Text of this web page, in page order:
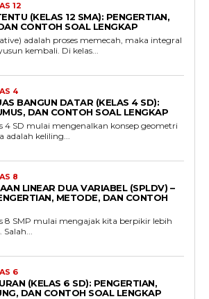
12
(KELAS 12 SMA): PENGERTIAN,
CONTOH SOAL LENGKAP
adalah proses memecah, maka integral
kembali. Di kelas...
4
BANGUN DATAR (KELAS 4 SD):
DAN CONTOH SOAL LENGKAP
4 SD mulai mengenalkan konsep geometri
adalah keliling...
8
LINEAR DUA VARIABEL (SPLDV) –
METODE, DAN CONTOH
8 SMP mulai mengajak kita berpikir lebih
Salah...
6
(KELAS 6 SD): PENGERTIAN,
DAN CONTOH SOAL LENGKAP